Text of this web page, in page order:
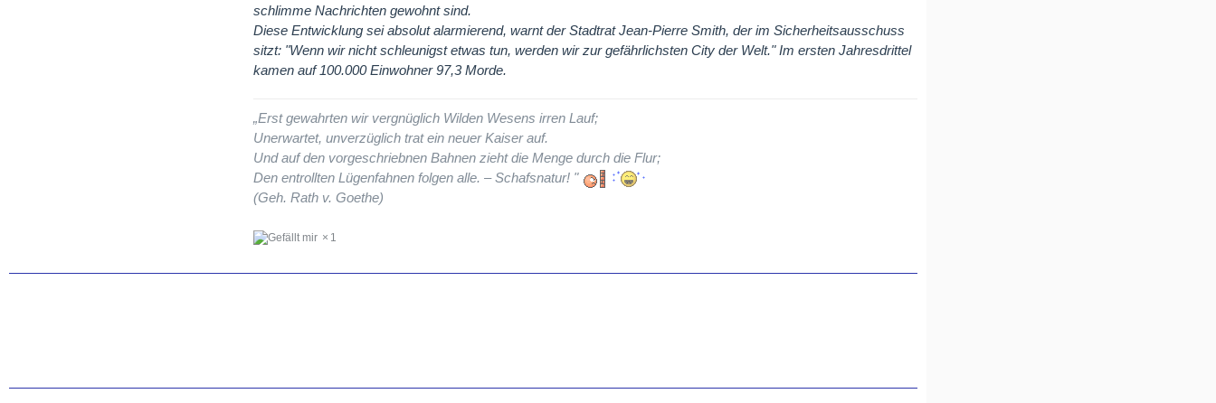
schlimme Nachrichten gewohnt sind.
Diese Entwicklung sei absolut alarmierend, warnt der Stadtrat Jean-Pierre Smith, der im Sicherheitsausschuss
sitzt: "Wenn wir nicht schleunigst etwas tun, werden wir zur gefährlichsten City der Welt." Im ersten Jahresdrittel
kamen auf 100.000 Einwohner 97,3 Morde.
„Erst gewahrten wir vergnüglich Wilden Wesens irren Lauf;
Unerwartet, unverzüglich trat ein neuer Kaiser auf.
Und auf den vorgeschriebnen Bahnen zieht die Menge durch die Flur;
Den entrollten Lügenfahnen folgen alle. – Schafsnatur! "
(Geh. Rath v. Goethe)
1